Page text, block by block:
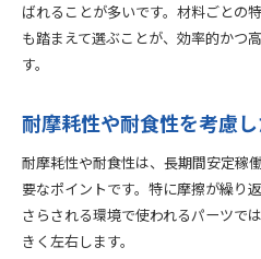
ばれることが多いです。材料ごとの
も踏まえて選ぶことが、効率的かつ
す。
耐摩耗性や耐食性を考慮
耐摩耗性や耐食性は、長期間安定稼
要なポイントです。特に摩擦が繰り
さらされる環境で使われるパーツで
きく左右します。